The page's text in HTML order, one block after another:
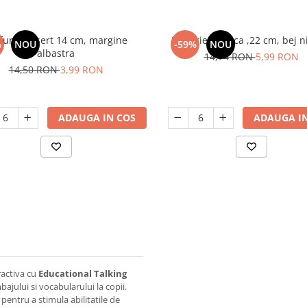
NOU
desert 14 cm, margine
albastra
14,50 RON3,99 RON
ADAUGA IN COS
-59% NOU
Farfurie adanca ,22 cm, bej
14,74 RON5,99 RON
ADAUGA
cu Educational Talking
si vocabularului la copii.
a stimula abilitatile de